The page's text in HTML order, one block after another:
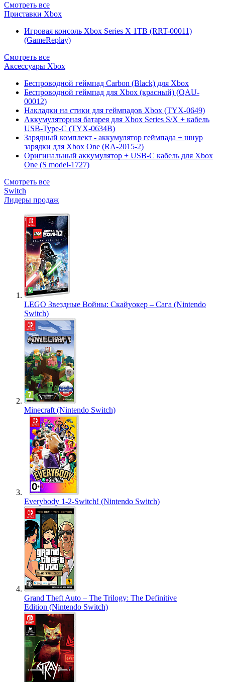
Смотреть все
Приставки Xbox
Игровая консоль Xbox Series X 1TB (RRT-00011)
(GameReplay)
Смотреть все
Аксессуары Xbox
Беспроводной геймпад Carbon (Black) для Xbox
Беспроводной геймпад для Xbox (красный) (QAU-
00012)
Накладки на стики для геймпадов Xbox (TYX-0649)
Аккумуляторная батарея для Xbox Series S/X + кабель
USB-Type-C (TYX-0634B)
Зарядный комплект - аккумулятор геймпада + шнур
зарядки для Xbox One (RA-2015-2)
Оригинальный аккумулятор + USB-C кабель для Xbox
One (S model-1727)
Смотреть все
Switch
Лидеры продаж
LEGO Звездные Войны: Скайуокер – Сага (Nintendo
Switch)
Minecraft (Nintendo Switch)
Everybody 1-2-Switch! (Nintendo Switch)
Grand Theft Auto – The Trilogy: The Definitive
Edition (Nintendo Switch)